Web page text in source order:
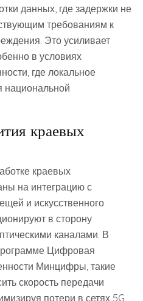
данных, где задержки не
требованиям к
Это усиливает
в условиях
где локальное
национальной
краевых
краевых
на интеграцию с
и искусственного
в сторону
каналами. В
Цифровая
Минцифры, такие
скорость передачи
потери в сетях 5G